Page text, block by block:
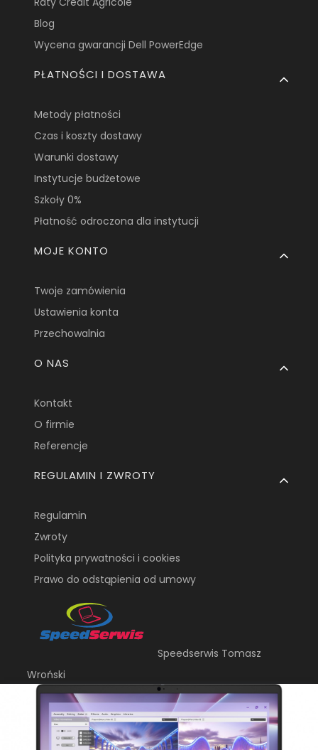
Blog
Wycena gwarancji Dell PowerEdge
PŁATNOŚCI I DOSTAWA
Metody płatności
Czas i koszty dostawy
Warunki dostawy
Instytucje budżetowe
Szkoły 0%
Płatność odroczona dla instytucji
MOJE KONTO
Twoje zamówienia
Ustawienia konta
Przechowalnia
O NAS
Kontakt
O firmie
Referencje
REGULAMIN I ZWROTY
Regulamin
Zwroty
Polityka prywatności i cookies
Prawo do odstąpienia od umowy
Speedserwis Tomasz
Wroński
ul. Krasińskiego 19
20-709, Lublin